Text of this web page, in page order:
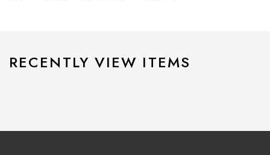
RECENTLY VIEW ITEMS